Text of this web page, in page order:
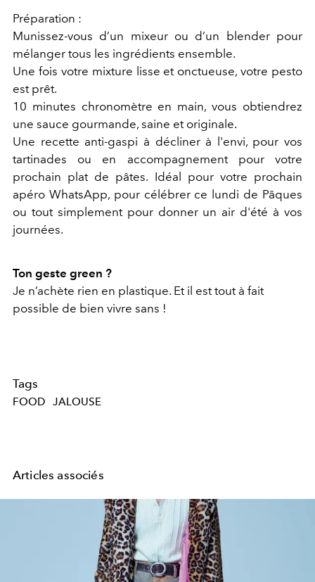
Préparation :
Munissez-vous d’un mixeur ou d’un blender pour
mélanger tous les ingrédients ensemble.
Une fois votre mixture lisse et onctueuse, votre pesto
est prêt.
10 minutes chronomètre en main, vous obtiendrez
une sauce gourmande, saine et originale.
Une recette anti-gaspi à décliner à l'envi, pour vos
tartinades ou en accompagnement pour votre
prochain plat de pâtes. Idéal pour votre prochain
apéro WhatsApp, pour célébrer ce lundi de Pâques
ou tout simplement pour donner un air d'été à vos
journées.
Ton geste green ?
Je n’achète rien en plastique. Et il est tout à fait
possible de bien vivre sans !
Tags
FOOD JALOUSE
Articles associés